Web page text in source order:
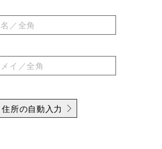
住所の自動入力